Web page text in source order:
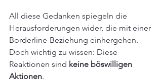
All diese Gedanken spiegeln die
Herausforderungen wider, die mit einer
Borderline-Beziehung einhergehen.
Doch wichtig zu wissen: Diese
Reaktionen sind keine böswilligen
Aktionen.